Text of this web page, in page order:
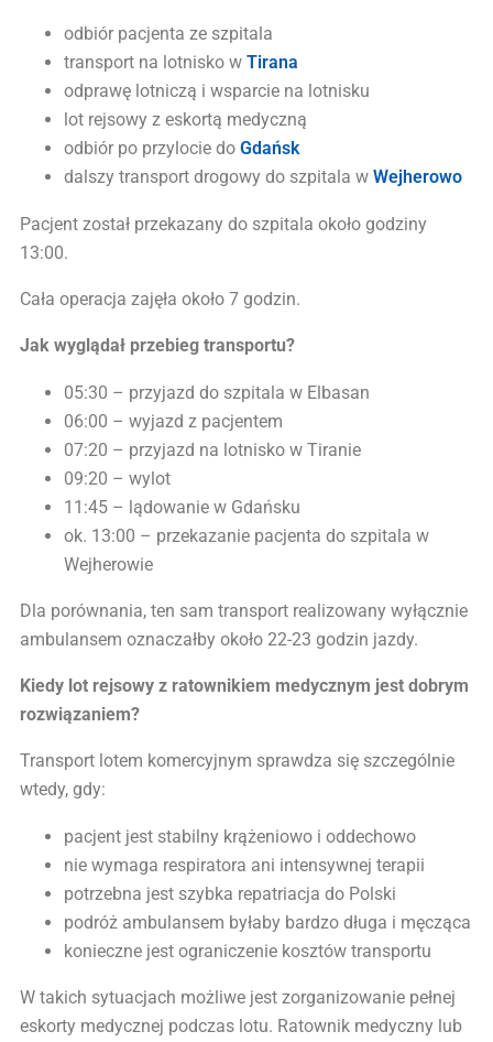
odbiór pacjenta ze szpitala
transport na lotnisko w Tirana
odprawę lotniczą i wsparcie na lotnisku
lot rejsowy z eskortą medyczną
odbiór po przylocie do Gdańsk
dalszy transport drogowy do szpitala w Wejherowo
Pacjent został przekazany do szpitala około godziny
13:00.
Cała operacja zajęła około 7 godzin.
Jak wyglądał przebieg transportu?
05:30 – przyjazd do szpitala w Elbasan
06:00 – wyjazd z pacjentem
07:20 – przyjazd na lotnisko w Tiranie
09:20 – wylot
11:45 – lądowanie w Gdańsku
ok. 13:00 – przekazanie pacjenta do szpitala w
Wejherowie
Dla porównania, ten sam transport realizowany wyłącznie
ambulansem oznaczałby około 22-23 godzin jazdy.
Kiedy lot rejsowy z ratownikiem medycznym jest dobrym
rozwiązaniem?
Transport lotem komercyjnym sprawdza się szczególnie
wtedy, gdy:
pacjent jest stabilny krążeniowo i oddechowo
nie wymaga respiratora ani intensywnej terapii
potrzebna jest szybka repatriacja do Polski
podróż ambulansem byłaby bardzo długa i męcząca
konieczne jest ograniczenie kosztów transportu
W takich sytuacjach możliwe jest zorganizowanie pełnej
eskorty medycznej podczas lotu. Ratownik medyczny lub